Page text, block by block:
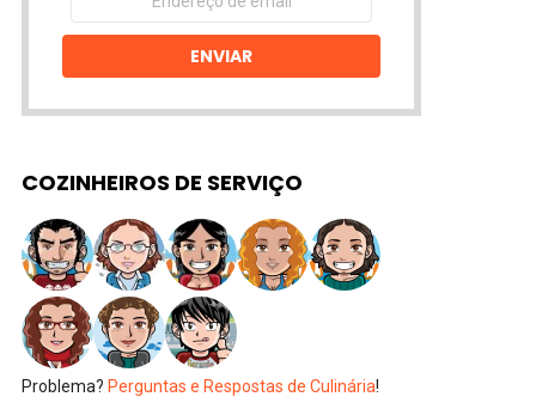
email
ENVIAR
COZINHEIROS DE SERVIÇO
Problema? Perguntas e Respostas de Culinária!